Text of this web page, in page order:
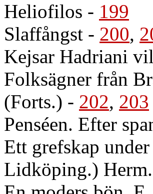
Heliofilos - 199
Slaffångst - 200,
Kejsar Hadriani
Folksägner från
(Forts.) - 202, 203
Penséen. Efter
Ett grefskap
Lidköping.)